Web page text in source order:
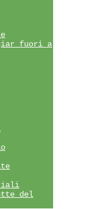
fuori a
del